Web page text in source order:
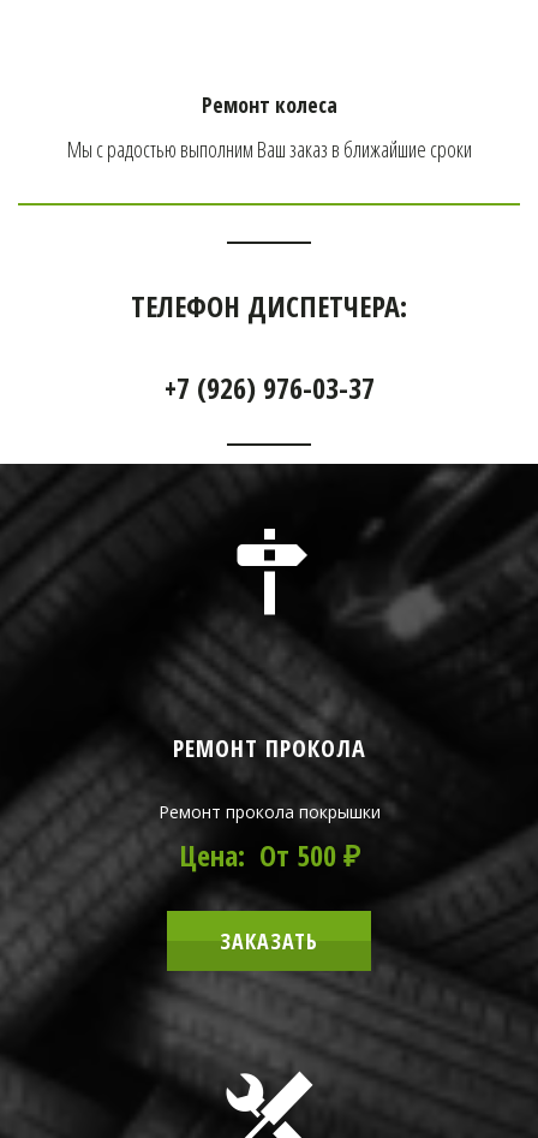
Ремонт колеса
Мы с радостью выполним Ваш заказ в ближайшие сроки
ТЕЛЕФОН ДИСПЕТЧЕРА:
+7 (926) 976-03-37
РЕМОНТ ПРОКОЛА
Ремонт прокола покрышки
Цена: От 500 ₽
ЗАКАЗАТЬ